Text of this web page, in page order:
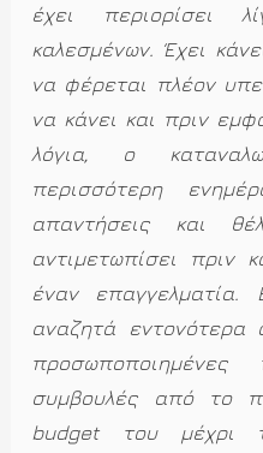
έχει περιορίσει
καλεσμένων. Έχει
να φέρεται πλέον
να κάνει και πριν
λόγια, ο
περισσότερη
απαντήσεις και
αντιμετωπίσει
έναν επαγγελματία.
αναζητά εντονότερα
συμβουλές από το
budget του μέχρι